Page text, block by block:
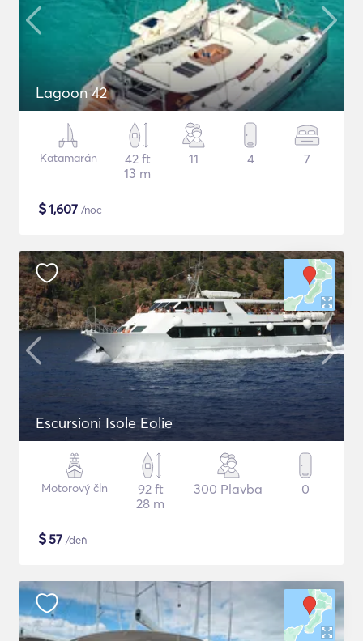
Lagoon 42
Katamarán
42 ft
13 m
11 4 7
$1,607 /noc
Escursioni Isole Eolie
Motorový čln
92 ft
28 m
300 Plavba 0
$57 /deň